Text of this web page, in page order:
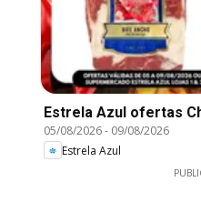
Estrela Azul ofertas
05/08/2026- 09/08/2026
Estrela Azul